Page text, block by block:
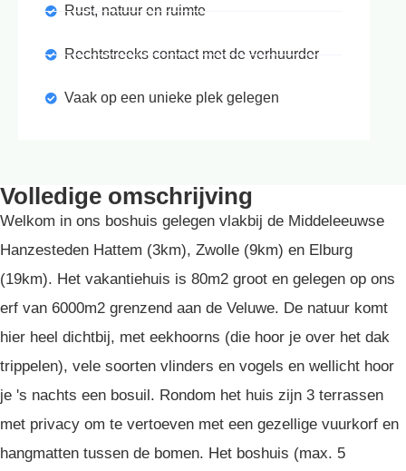
Rust, natuur en ruimte
Rechtstreeks contact met de verhuurder
Vaak op een unieke plek gelegen
Volledige omschrijving
Welkom in ons boshuis gelegen vlakbij de Middeleeuwse
Hanzesteden Hattem (3km), Zwolle (9km) en Elburg
(19km). Het vakantiehuis is 80m2 groot en gelegen op ons
erf van 6000m2 grenzend aan de Veluwe. De natuur komt
hier heel dichtbij, met eekhoorns (die hoor je over het dak
trippelen), vele soorten vlinders en vogels en wellicht hoor
je 's nachts een bosuil. Rondom het huis zijn 3 terrassen
met privacy om te vertoeven met een gezellige vuurkorf en
hangmatten tussen de bomen. Het boshuis (max. 5